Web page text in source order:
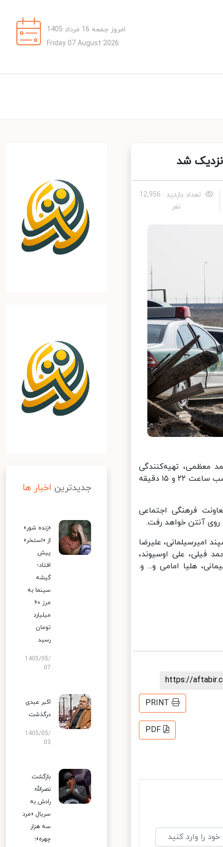
امروز جمعه 16 مرداد 1405
Friday 07 August 2026
شد
تعداد بازدید : 12,956
نفر
معظمی، تهیه‌کنندگی
محمدرضا شفیعی و نویسندگی علی طالب آبادی از چهارشنبه ۱۸ مهر ماه هرشب ساعت ۲۲ و ۱۵ دقیقه
فرهنگی اجتماعی
آنتن خواهد رفت.
امیرسیلمانی، علیرضا
فیلی، علی اوسیوند،
هلیا امامی و... و.
https://
PRINT
PDF
جدیدترین اخبار ها
«زنده شور»
از «استخر»
پیش
افتاد؛
گیشه
سینما به
مرز ۶۰
میلیارد
تومان
رسید
1405/05/
07
اکبر عبدی
درگذشت
1405/05/
03
بازگشت
نصرالله
رادش به
سریال «مرد
سه هزار
چهره»؛